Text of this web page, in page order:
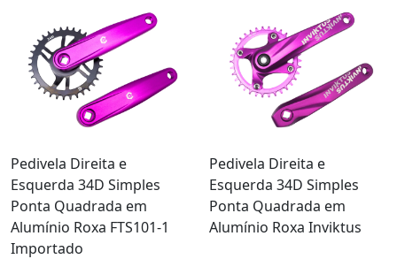
Pedivela Direita e
Esquerda 34D Simples
Ponta Quadrada em
Alumínio Roxa FTS101-1
Importado
Pedivela Direita e
Esquerda 34D Simples
Ponta Quadrada em
Alumínio Roxa Inviktus